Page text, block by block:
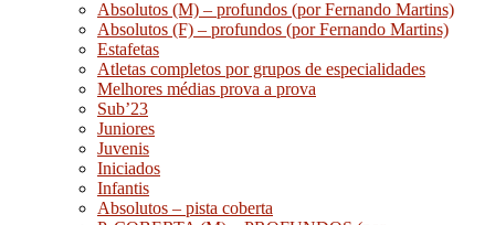
Absolutos (M) – profundos (por Fernando Martins)
Absolutos (F) – profundos (por Fernando Martins)
Estafetas
Atletas completos por grupos de especialidades
Melhores médias prova a prova
Sub’23
Juniores
Juvenis
Iniciados
Infantis
Absolutos – pista coberta